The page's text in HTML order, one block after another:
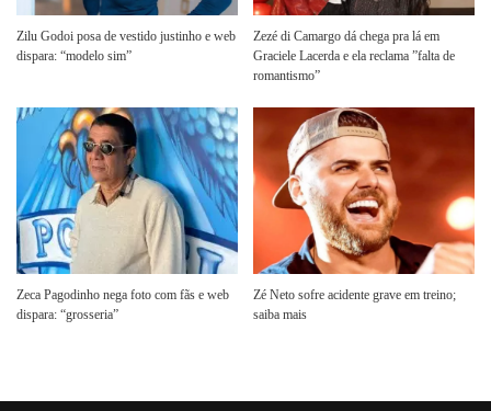
Zilu Godoi posa de vestido justinho e web
dispara: “modelo sim”
Zezé di Camargo dá chega pra lá em
Graciele Lacerda e ela reclama ”falta de
romantismo”
Zeca Pagodinho nega foto com fãs e web
dispara: “grosseria”
Zé Neto sofre acidente grave em treino;
saiba mais